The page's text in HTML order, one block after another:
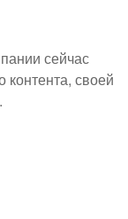
сейчас
контента, своей